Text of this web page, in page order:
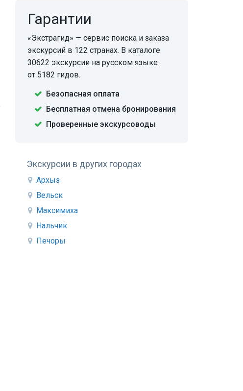
Гарантии
«Экстрагид» — сервис поиска и заказа
экскурсий в 122 странах. В каталоге
30622 экскурсии на русском языке
от 5182 гидов.
Безопасная оплата
Бесплатная отмена бронирования
Проверенные экскурсоводы
Экскурсии в других городах
Архыз
Вельск
Максимиха
Нальчик
Печоры